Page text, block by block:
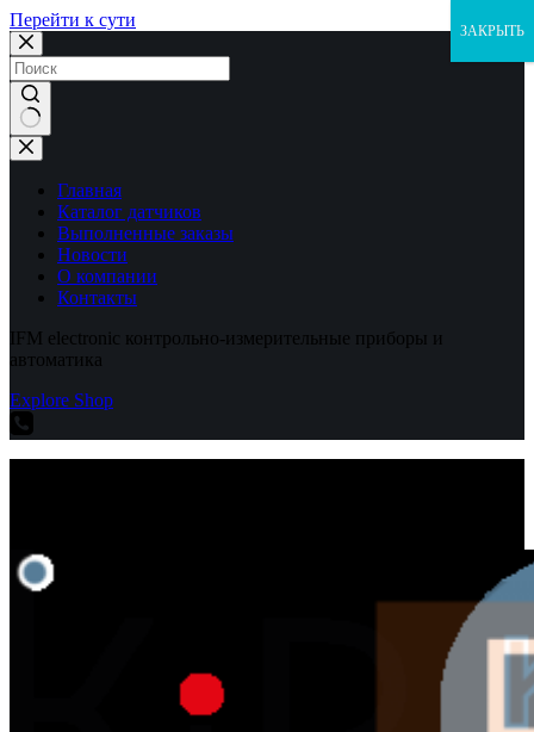
Перейти к сути
Ничего
не
найденоГлавная
Каталог датчиков
Выполненные заказы
Новости
О компании
Контакты
IFM electronic контрольно-измерительные приборы и
автоматика
Explore Shop
ЗАКРЫТЬ